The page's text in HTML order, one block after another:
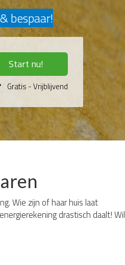
bespaar!
Start nu!
Gratis - Vrijblijvend
Wie zijn of haar huis laat
drastisch daalt! Wil